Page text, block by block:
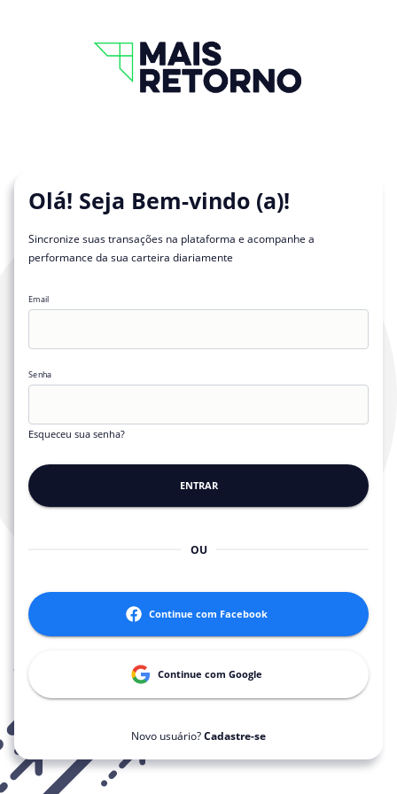
Olá! Seja Bem-vindo (a)!
Sincronize suas transações na plataforma e acompanhe a
performance da sua carteira diariamente
Email
Senha
Esqueceu sua senha?
ENTRAR
OU
Continue com Facebook
Continue com Google
Novo usuário?Cadastre-se